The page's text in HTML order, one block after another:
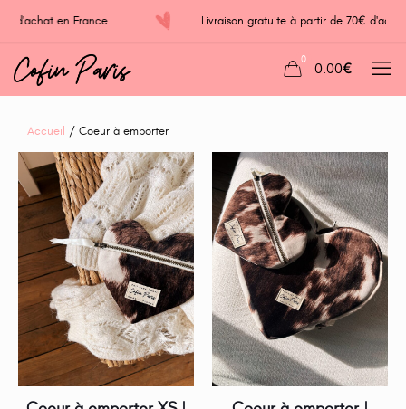
d'achat en France. Livraison gratuite à partir de 70€
0
0.00€
Accueil / Coeur à emporter